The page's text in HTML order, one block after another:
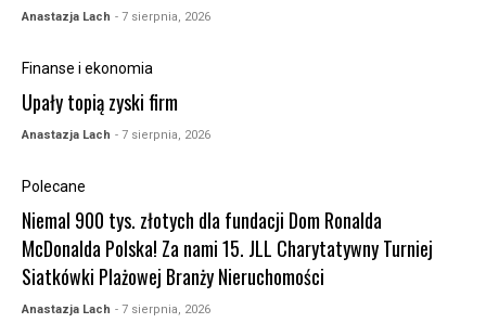
Anastazja Lach - 7 sierpnia, 2026
Finanse i ekonomia
Upały topią zyski firm
Anastazja Lach - 7 sierpnia, 2026
Polecane
Niemal 900 tys. złotych dla fundacji Dom Ronalda
McDonalda Polska! Za nami 15. JLL Charytatywny Turniej
Siatkówki Plażowej Branży Nieruchomości
Anastazja Lach - 7 sierpnia, 2026